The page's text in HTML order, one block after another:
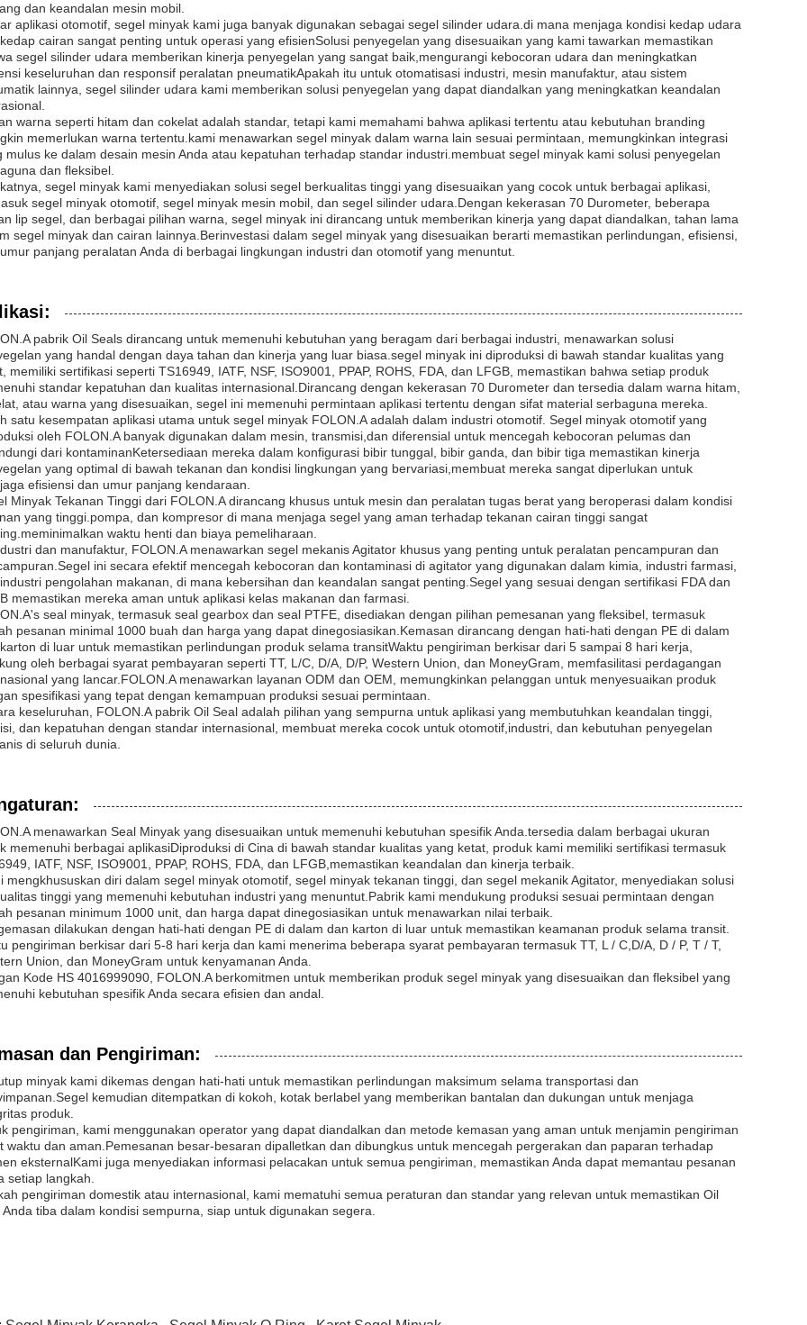
dan keandalan mesin mobil.
aplikasi otomotif, segel minyak kami juga banyak digunakan sebagai segel silinder udara.di mana menjaga kondisi kedap udara
cairan sangat penting untuk operasi yang efisienSolusi penyegelan yang disesuaikan yang kami tawarkan memastikan
segel silinder udara memberikan kinerja penyegelan yang sangat baik,mengurangi kebocoran udara dan meningkatkan
keseluruhan dan responsif peralatan pneumatikApakah itu untuk otomatisasi industri, mesin manufaktur, atau sistem
lainnya, segel silinder udara kami memberikan solusi penyegelan yang dapat diandalkan yang meningkatkan keandalan
warna seperti hitam dan cokelat adalah standar, tetapi kami memahami bahwa aplikasi tertentu atau kebutuhan branding
memerlukan warna tertentu.kami menawarkan segel minyak dalam warna lain sesuai permintaan, memungkinkan integrasi
mulus ke dalam desain mesin Anda atau kepatuhan terhadap standar industri.membuat segel minyak kami solusi penyegelan
dan fleksibel.
segel minyak kami menyediakan solusi segel berkualitas tinggi yang disesuaikan yang cocok untuk berbagai aplikasi,
segel minyak otomotif, segel minyak mesin mobil, dan segel silinder udara.Dengan kekerasan 70 Durometer, beberapa
lip segel, dan berbagai pilihan warna, segel minyak ini dirancang untuk memberikan kinerja yang dapat diandalkan, tahan lama
segel minyak dan cairan lainnya.Berinvestasi dalam segel minyak yang disesuaikan berarti memastikan perlindungan, efisiensi,
panjang peralatan Anda di berbagai lingkungan industri dan otomotif yang menuntut.
pabrik Oil Seals dirancang untuk memenuhi kebutuhan yang beragam dari berbagai industri, menawarkan solusi
yang handal dengan daya tahan dan kinerja yang luar biasa.segel minyak ini diproduksi di bawah standar kualitas yang
memiliki sertifikasi seperti TS16949, IATF, NSF, ISO9001, PPAP, ROHS, FDA, dan LFGB, memastikan bahwa setiap produk
standar kepatuhan dan kualitas internasional.Dirancang dengan kekerasan 70 Durometer dan tersedia dalam warna hitam,
atau warna yang disesuaikan, segel ini memenuhi permintaan aplikasi tertentu dengan sifat material serbaguna mereka.
satu kesempatan aplikasi utama untuk segel minyak FOLON.A adalah dalam industri otomotif. Segel minyak otomotif yang
oleh FOLON.A banyak digunakan dalam mesin, transmisi,dan diferensial untuk mencegah kebocoran pelumas dan
dari kontaminanKetersediaan mereka dalam konfigurasi bibir tunggal, bibir ganda, dan bibir tiga memastikan kinerja
yang optimal di bawah tekanan dan kondisi lingkungan yang bervariasi,membuat mereka sangat diperlukan untuk
efisiensi dan umur panjang kendaraan.
Minyak Tekanan Tinggi dari FOLON.A dirancang khusus untuk mesin dan peralatan tugas berat yang beroperasi dalam kondisi
yang tinggi.pompa, dan kompresor di mana menjaga segel yang aman terhadap tekanan cairan tinggi sangat
waktu henti dan biaya pemeliharaan.
dan manufaktur, FOLON.A menawarkan segel mekanis Agitator khusus yang penting untuk peralatan pencampuran dan
ini secara efektif mencegah kebocoran dan kontaminasi di agitator yang digunakan dalam kimia, industri farmasi,
pengolahan makanan, di mana kebersihan dan keandalan sangat penting.Segel yang sesuai dengan sertifikasi FDA dan
memastikan mereka aman untuk aplikasi kelas makanan dan farmasi.
seal minyak, termasuk seal gearbox dan seal PTFE, disediakan dengan pilihan pemesanan yang fleksibel, termasuk
pesanan minimal 1000 buah dan harga yang dapat dinegosiasikan.Kemasan dirancang dengan hati-hati dengan PE di dalam
di luar untuk memastikan perlindungan produk selama transitWaktu pengiriman berkisar dari 5 sampai 8 hari kerja,
oleh berbagai syarat pembayaran seperti TT, L/C, D/A, D/P, Western Union, dan MoneyGram, memfasilitasi perdagangan
yang lancar.FOLON.A menawarkan layanan ODM dan OEM, memungkinkan pelanggan untuk menyesuaikan produk
spesifikasi yang tepat dengan kemampuan produksi sesuai permintaan.
keseluruhan, FOLON.A pabrik Oil Seal adalah pilihan yang sempurna untuk aplikasi yang membutuhkan keandalan tinggi,
dan kepatuhan dengan standar internasional, membuat mereka cocok untuk otomotif,industri, dan kebutuhan penyegelan
di seluruh dunia.
menawarkan Seal Minyak yang disesuaikan untuk memenuhi kebutuhan spesifik Anda.tersedia dalam berbagai ukuran
memenuhi berbagai aplikasiDiproduksi di Cina di bawah standar kualitas yang ketat, produk kami memiliki sertifikasi termasuk
IATF, NSF, ISO9001, PPAP, ROHS, FDA, dan LFGB,memastikan keandalan dan kinerja terbaik.
mengkhususkan diri dalam segel minyak otomotif, segel minyak tekanan tinggi, dan segel mekanik Agitator, menyediakan solusi
tinggi yang memenuhi kebutuhan industri yang menuntut.Pabrik kami mendukung produksi sesuai permintaan dengan
pesanan minimum 1000 unit, dan harga dapat dinegosiasikan untuk menawarkan nilai terbaik.
dilakukan dengan hati-hati dengan PE di dalam dan karton di luar untuk memastikan keamanan produk selama transit.
pengiriman berkisar dari 5-8 hari kerja dan kami menerima beberapa syarat pembayaran termasuk TT, L / C,D/A, D / P, T / T,
Union, dan MoneyGram untuk kenyamanan Anda.
Kode HS 4016999090, FOLON.A berkomitmen untuk memberikan produk segel minyak yang disesuaikan dan fleksibel yang
kebutuhan spesifik Anda secara efisien dan andal.
dan Pengiriman:
minyak kami dikemas dengan hati-hati untuk memastikan perlindungan maksimum selama transportasi dan
kemudian ditempatkan di kokoh, kotak berlabel yang memberikan bantalan dan dukungan untuk menjaga
produk.
pengiriman, kami menggunakan operator yang dapat diandalkan dan metode kemasan yang aman untuk menjamin pengiriman
waktu dan aman.Pemesanan besar-besaran dipalletkan dan dibungkus untuk mencegah pergerakan dan paparan terhadap
eksternalKami juga menyediakan informasi pelacakan untuk semua pengiriman, memastikan Anda dapat memantau pesanan
setiap langkah.
pengiriman domestik atau internasional, kami mematuhi semua peraturan dan standar yang relevan untuk memastikan Oil
Anda tiba dalam kondisi sempurna, siap untuk digunakan segera.